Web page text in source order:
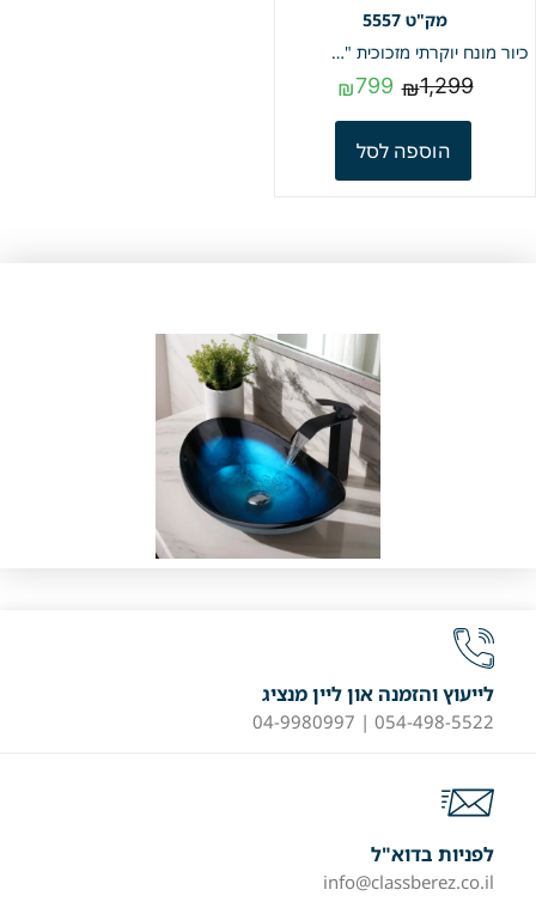
5557
כיור מונח יוקרתי מזכוכית "מחוסמת" 12 מ"מ | שקוף | מק"ט 5557
₪1,299
₪799
הוספה לסל
לייעוץ והזמנה און ליין מנציג
054-498-5522 | 04-9980997
לפניות בדוא"ל
info@classberez.co.il